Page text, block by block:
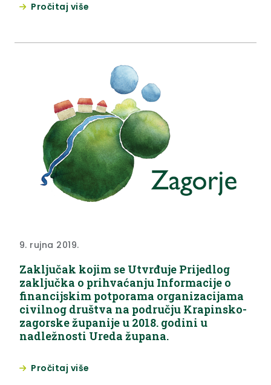
Pročitaj više
9. rujna 2019.
Zaključak kojim se Utvrđuje Prijedlog
zaključka o prihvaćanju Informacije o
financijskim potporama organizacijama
civilnog društva na području Krapinsko-
zagorske županije u 2018. godini u
nadležnosti Ureda župana.
Pročitaj više